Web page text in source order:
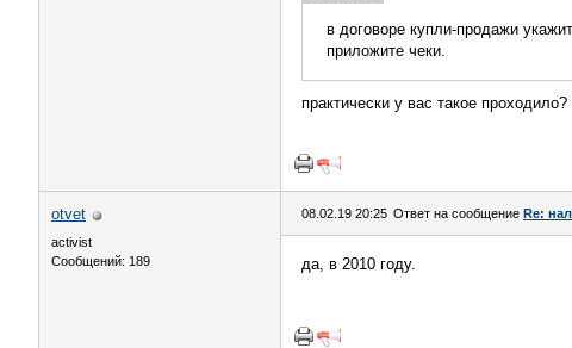
в договоре купли-продажи
приложите чеки.
практически у вас такое проходило?
otvet
activist
Сообщений: 189
08.02.19 20:25 Ответ на сообщение Re:
да, в 2010 году.